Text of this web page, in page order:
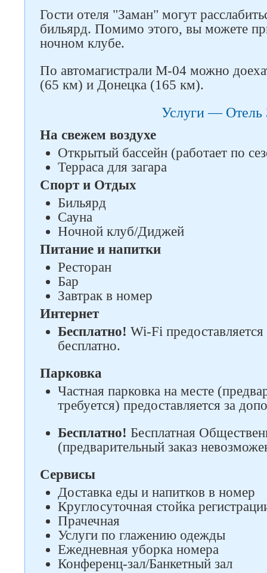
Гости отеля "Заман" могут
бильярд. Помимо этого, вы можете
ночном клубе.
По автомагистрали M-04 можно
(65 км) и Донецка (165 км).
Услуги — Отель
На свежем воздухе
Открытый бассейн (работает по
Терраса для загара
Спорт и Отдых
Бильярд
Сауна
Ночной клуб/Диджей
Питание и напитки
Ресторан
Бар
Завтрак в номер
Интернет
Бесплатно! Wi-Fi
бесплатно.
Парковка
Частная парковка на месте
требуется) предоставляется за
Бесплатно! Бесплатная
(предварительный заказ
Сервисы
Доставка еды и напитков в номер
Круглосуточная стойка
Прачечная
Услуги по глажению одежды
Ежедневная уборка номера
Конференц-зал/Банкетный зал
Следите за нами в соцсетях